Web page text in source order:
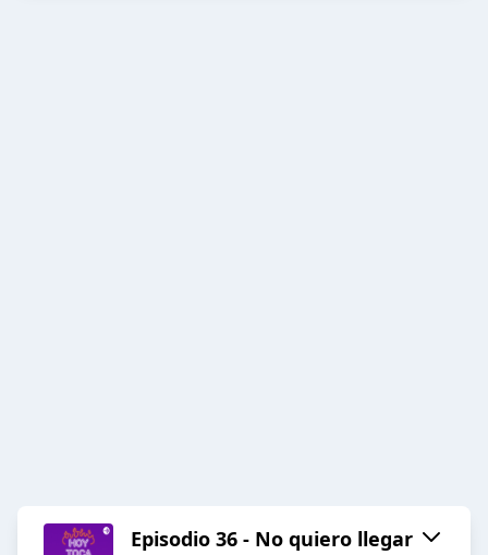
Episodio 36 - No quiero llegar